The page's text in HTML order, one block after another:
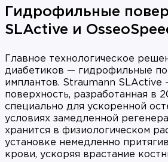
Гидрофильные
SLActive и
Главное технологическое
диабетиков — гидрофильные
имплантов. Straumann SLActive
поверхность, разработанная в
специально для ускоренной
условиях замедленной
хранится в физиологическом
установке немедленно
крови, ускоряя врастание